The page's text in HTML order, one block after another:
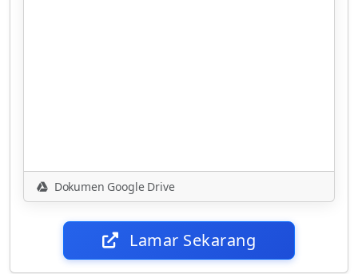
Dokumen Google Drive
Lamar Sekarang